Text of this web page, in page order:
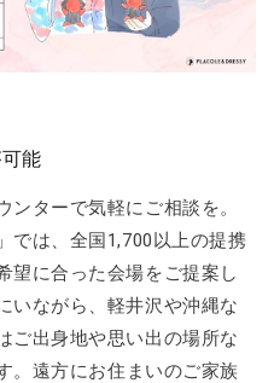
能
ターで気軽にご相談を。
では、全国1,700以上の提携
望に合った会場をご提案し
いながら、軽井沢や沖縄な
ご出身地や思い出の場所な
。遠方にお住まいのご家族